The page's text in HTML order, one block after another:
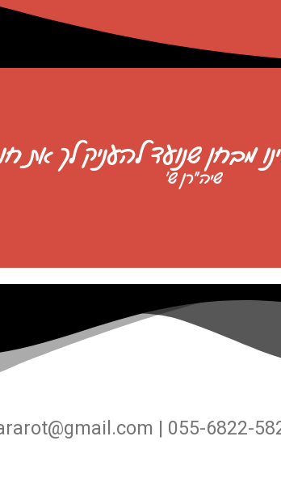
מבחן שנועד להעניק לך
שיה"רן ש'
| 055-6822-